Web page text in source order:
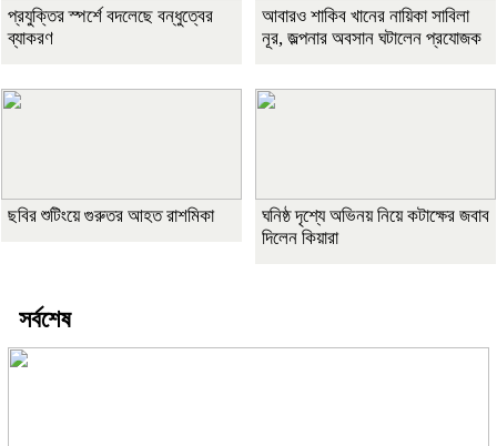
প্রযুক্তির স্পর্শে বদলেছে বন্ধুত্বের
ব্যাকরণ
আবারও শাকিব খানের নায়িকা সাবিলা
নূর, জল্পনার অবসান ঘটালেন প্রযোজক
ছবির শুটিংয়ে গুরুতর আহত রাশমিকা
ঘনিষ্ঠ দৃশ্যে অভিনয় নিয়ে কটাক্ষের জবাব
দিলেন কিয়ারা
সর্বশেষ